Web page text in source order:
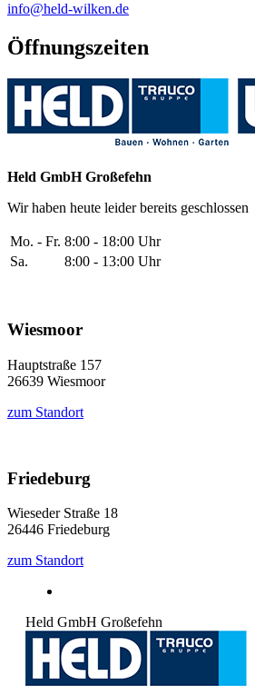
info@held-wilken.de
Öffnungszeiten
Held GmbH Großefehn
Wir haben heute leider bereits geschlossen
Mo. - Fr. 8:00 - 18:00 Uhr
Sa.
8:00 - 13:00 Uhr
Wiesmoor
Hauptstraße 157
26639 Wiesmoor
zum Standort
Friedeburg
Wieseder Straße 18
26446 Friedeburg
zum Standort
Held GmbH Großefehn